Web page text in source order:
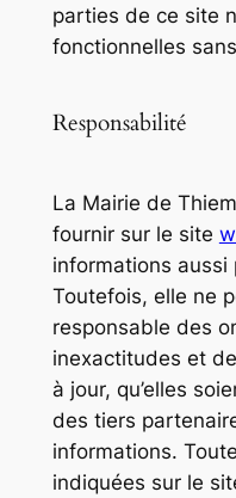
parties de ce site
fonctionnelles
Responsabilité
La Mairie de
fournir sur le site
informations aussi
Toutefois, elle ne
responsable des
inexactitudes et
à jour, qu’elles
des tiers
informations.
indiquées sur le